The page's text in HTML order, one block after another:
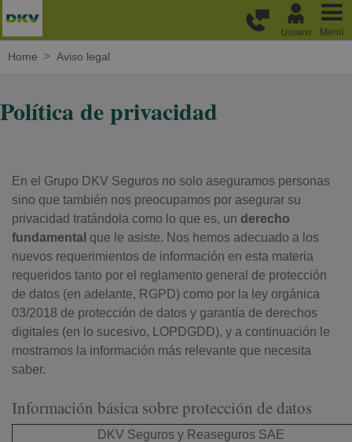
Usuario Menú
Home Aviso legal
Política de privacidad
En el Grupo DKV Seguros no solo aseguramos personas
sino que también nos preocupamos por asegurar su
privacidad tratándola como lo que es, un derecho
fundamental que le asiste. Nos hemos adecuado a los
nuevos requerimientos de información en esta materia
requeridos tanto por el reglamento general de protección
de datos (en adelante, RGPD) como por la ley orgánica
03/2018 de protección de datos y garantía de derechos
digitales (en lo sucesivo, LOPDGDD), y a continuación le
mostramos la información más relevante que necesita
saber.
Información básica sobre protección de datos
DKV Seguros y Reaseguros SAE